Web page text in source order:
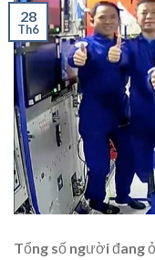
28
Th6
Tổng số người đang